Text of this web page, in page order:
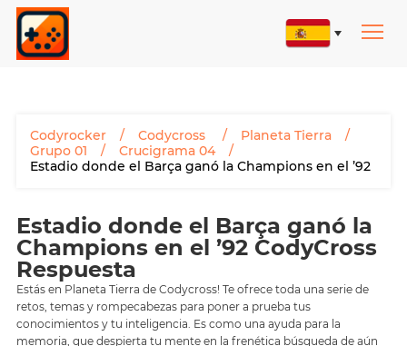
Codyrocker Codycross
Planeta Tierra
Grupo 01
Crucigrama 04
Estadio donde el Barça ganó la Champions en el ’92
Estadio donde el Barça ganó la
Champions en el ’92 CodyCross
Respuesta
Estás en Planeta Tierra de Codycross! Te ofrece toda una serie de
retos, temas y rompecabezas para poner a prueba tus
conocimientos y tu inteligencia. Es como una ayuda para la
memoria, que despierta tu mente en la frenética búsqueda de aún